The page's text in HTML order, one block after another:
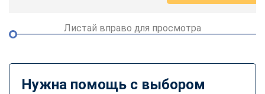
Листай вправо для просмотра
Нужна помощь с выбором